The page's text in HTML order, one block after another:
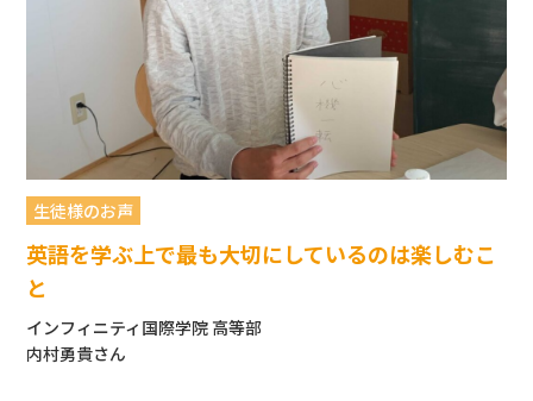
生徒様のお声
英語を学ぶ上で最も大切にしているのは楽しむこ
と
インフィニティ国際学院 高等部
内村勇貴さん